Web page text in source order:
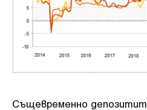
Същевременно